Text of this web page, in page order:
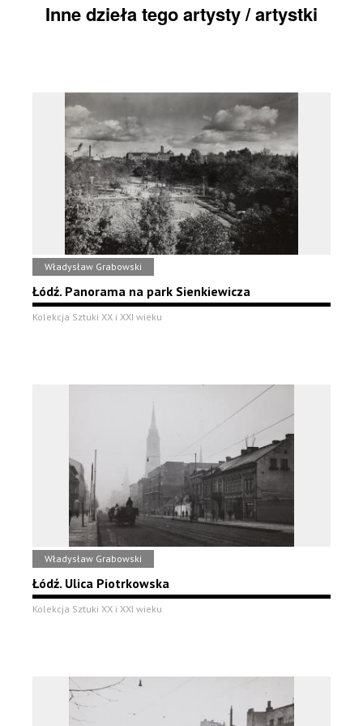
Inne dzieła tego artysty / artystki
Władysław Grabowski
Łódź. Panorama na park Sienkiewicza
Kolekcja Sztuki XX i XXI wieku
Władysław Grabowski
Łódź. Ulica Piotrkowska
Kolekcja Sztuki XX i XXI wieku